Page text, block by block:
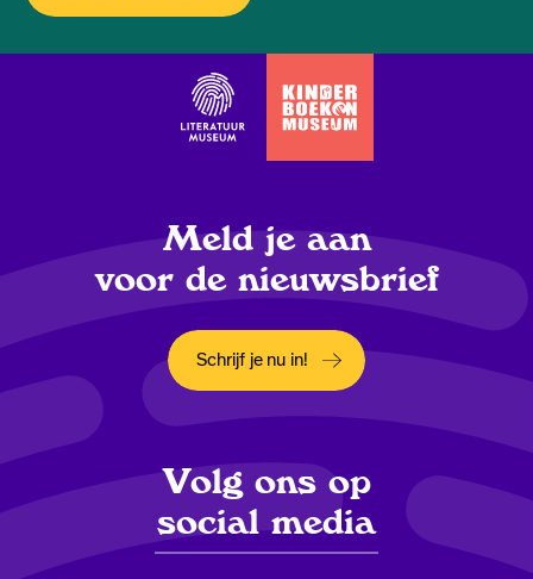
Meld je aan
voor de nieuwsbrief
Opent in een nieuw tabblad
Schrijf je nu in!
Volg ons op
social media